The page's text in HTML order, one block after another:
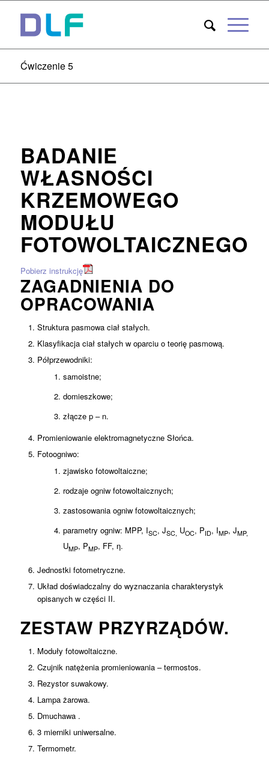
Ćwiczenie 5
BADANIE
WŁASNOŚCI
KRZEMOWEGO
MODUŁU
FOTOWOLTAICZNEGO
Pobierz instrukcję
ZAGADNIENIA DO
OPRACOWANIA
Struktura pasmowa ciał stałych.
Klasyfikacja ciał stałych w oparciu o teorię pasmową.
Półprzewodniki:
samoistne;
domieszkowe;
złącze p – n.
Promieniowanie elektromagnetyczne Słońca.
Fotoogniwo:
zjawisko fotowoltaiczne;
rodzaje ogniw fotowoltaicznych;
zastosowania ogniw fotowoltaicznych;
parametry ogniw: MPP, ISC, JSC, UOC, PID, IMP, JMP,
UMP, PMP, FF, η.
Jednostki fotometryczne.
Układ doświadczalny do wyznaczania charakterystyk
opisanych w części II.
ZESTAW PRZYRZĄDÓW.
Moduły fotowoltaiczne.
Czujnik natężenia promieniowania – termostos.
Rezystor suwakowy.
Lampa żarowa.
Dmuchawa .
3 mierniki uniwersalne.
Termometr.